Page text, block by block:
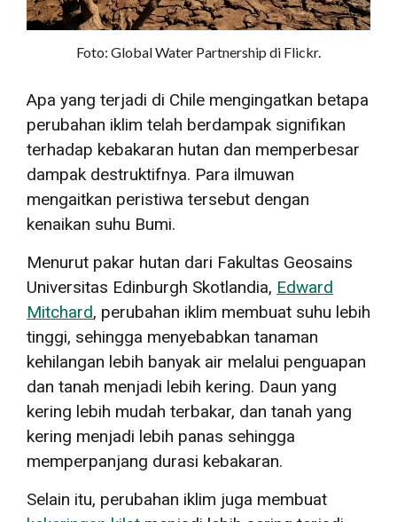
Foto: Global Water Partnership di Flickr.
Apa yang terjadi di Chile mengingatkan betapa
perubahan iklim telah berdampak signifikan
terhadap kebakaran hutan dan memperbesar
dampak destruktifnya. Para ilmuwan
mengaitkan peristiwa tersebut dengan
kenaikan suhu Bumi.
Menurut pakar hutan dari Fakultas Geosains
Universitas Edinburgh Skotlandia, Edward
Mitchard, perubahan iklim membuat suhu lebih
tinggi, sehingga menyebabkan tanaman
kehilangan lebih banyak air melalui penguapan
dan tanah menjadi lebih kering. Daun yang
kering lebih mudah terbakar, dan tanah yang
kering menjadi lebih panas sehingga
memperpanjang durasi kebakaran.
Selain itu, perubahan iklim juga membuat